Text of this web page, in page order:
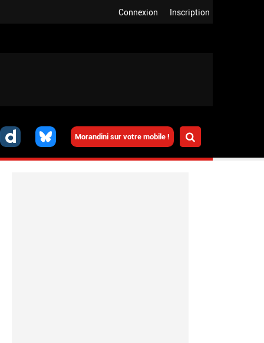
Inscription
Connexion
Morandini sur votre mobile !